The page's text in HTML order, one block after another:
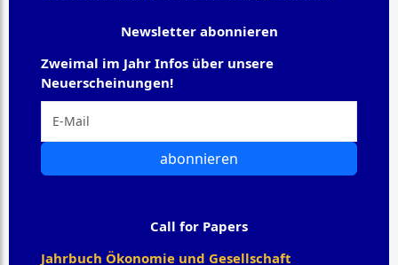
Newsletter abonnieren
Zweimal im Jahr Infos über unsere
Neuerscheinungen!
abonnieren
Call for Papers
Jahrbuch Ökonomie und Gesellschaft